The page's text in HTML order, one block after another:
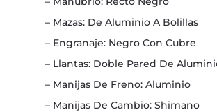
– Mazas: De Aluminio A Bolillas
– Engranaje: Negro Con Cubre
– Llantas: Doble Pared De
– Manijas De Freno: Aluminio
– Manijas De Cambio: Shimano